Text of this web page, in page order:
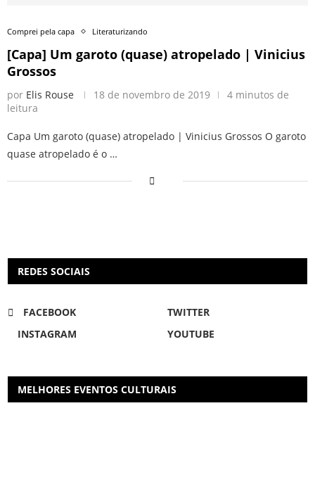
Comprei pela capa Literaturizando
[Capa] Um garoto (quase) atropelado | Vinicius
Grossos
por Elis Rouse 18 de novembro de 2019
4 minutos de
leitura
Capa Um garoto (quase) atropelado | Vinicius Grossos O garoto
quase atropelado é o …
REDES SOCIAIS
FACEBOOK
TWITTER
INSTAGRAM
YOUTUBE
MELHORES EVENTOS CULTURAIS